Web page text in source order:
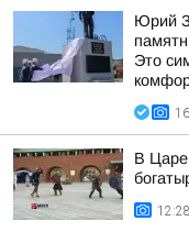
Юрий
Это
В
12:28